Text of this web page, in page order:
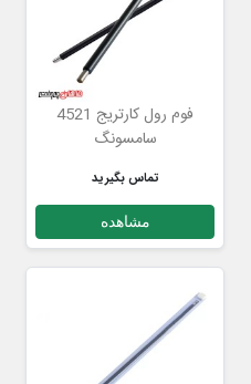
فوم رول کارتریج 4521
سامسونگ
تماس بگیرید
مشاهده